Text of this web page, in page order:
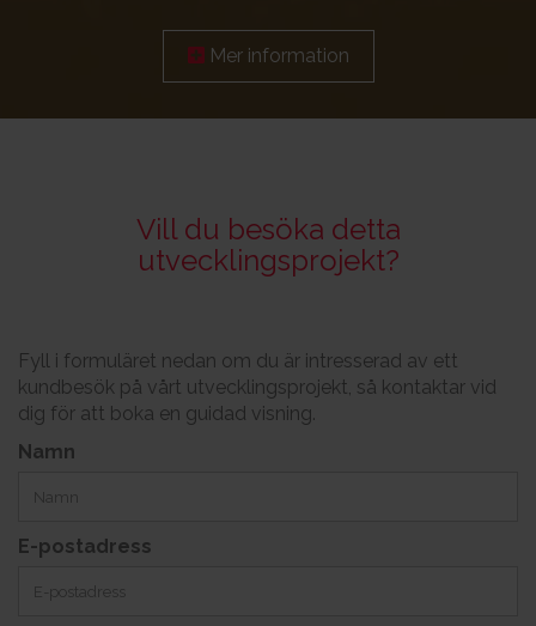
Mer information
Vill du besöka detta
utvecklingsprojekt?
Fyll i formuläret nedan om du är intresserad av ett
kundbesök på vårt utvecklingsprojekt, så kontaktar vid
dig för att boka en guidad visning.
Namn
E-postadress